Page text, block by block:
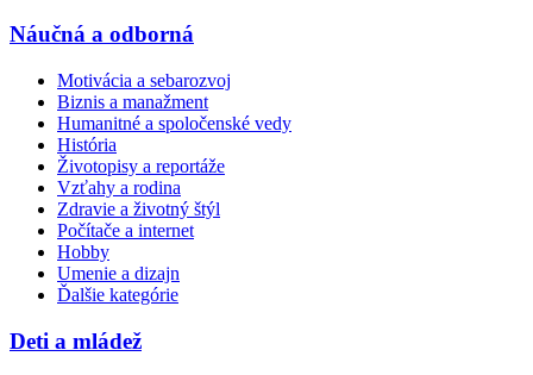
Náučná a odborná
Motivácia a sebarozvoj
Biznis a manažment
Humanitné a spoločenské vedy
História
Životopisy a reportáže
Vzťahy a rodina
Zdravie a životný štýl
Počítače a internet
Hobby
Umenie a dizajn
Ďalšie kategórie
Deti a mládež